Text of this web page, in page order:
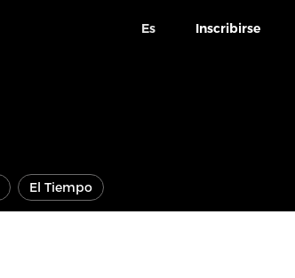
Es Inscribirse
El Tiempo